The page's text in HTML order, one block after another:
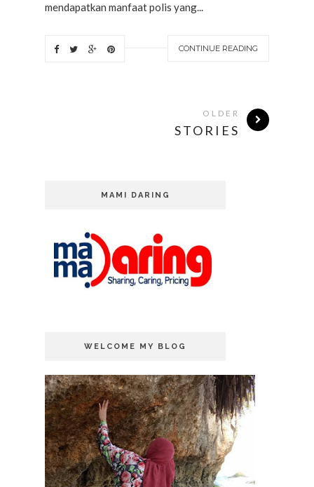
mendapatkan manfaat polis yang...
CONTINUE READING
OLDER
STORIES
MAMI DARING
WELCOME MY BLOG